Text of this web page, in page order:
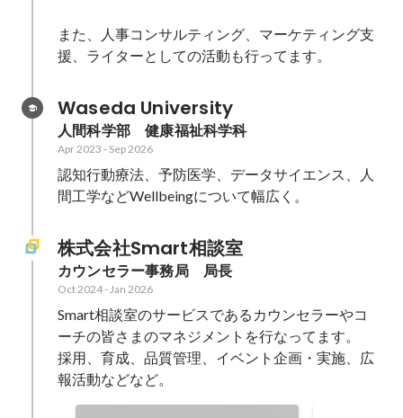
また、人事コンサルティング、マーケティング支
援、ライターとしての活動も行ってます。
Waseda University
人間科学部　健康福祉科学科
Apr 2023 - Sep 2026
認知行動療法、予防医学、データサイエンス、人
間工学などWellbeingについて幅広く。
株式会社Smart相談室
カウンセラー事務局　局長
Oct 2024- Jan 2026
Smart相談室のサービスであるカウンセラーやコ
ーチの皆さまのマネジメントを行なってます。
採用、育成、品質管理、イベント企画・実施、広
報活動などなど。